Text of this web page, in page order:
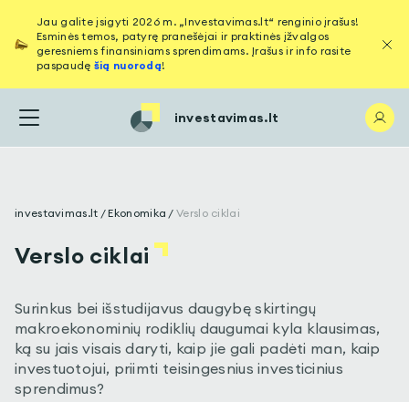
Jau galite įsigyti 2026 m. „Investavimas.lt“ renginio įrašus!
Esminės temos, patyrę pranešėjai ir praktinės įžvalgos
geresniems finansiniams sprendimams. Įrašus ir info rasite
paspaudę šią nuorodą!
investavimas.lt
investavimas.lt /Ekonomika /Verslo ciklai
Verslo ciklai
Surinkus bei išstudijavus daugybę skirtingų
makroekonominių rodiklių daugumai kyla klausimas,
ką su jais visais daryti, kaip jie gali padėti man, kaip
investuotojui, priimti teisingesnius investicinius
sprendimus?